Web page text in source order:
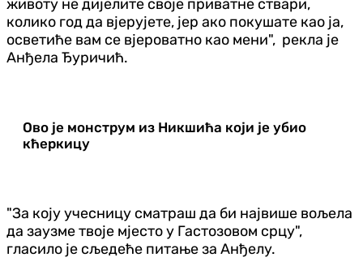
животу не дијелите своје приватне ствари,
колико год да вјерујете, јер ако покушате као ја,
осветиће вам се вјероватно као мени", рекла је
Анђела Ђуричић.
Ово је монструм из Никшића који је убио
кћеркицу
"За коју учесницу сматраш да би највише вољела
да заузме твоје мјесто у Гастозовом срцу",
гласило је сљедеће питање за Анђелу.